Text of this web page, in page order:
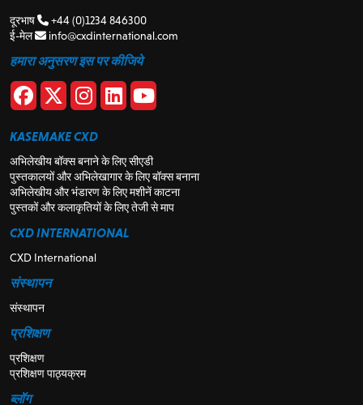
दूरभाष
+44 (0)1234 846300
ई-मेल
info@cxdinternational.com
हमारा अनुसरण इस पर कीजिये
KASEMAKE CXD
अभिलेखीय बॉक्स बनाने के लिए सीएडी
पुस्तकालयों और अभिलेखागार के लिए बॉक्स बनाना
अभिलेखीय और भंडारण के लिए मशीनें काटना
पुस्तकों और कलाकृतियों के लिए तेजी से माप
CXD INTERNATIONAL
CXD International
संस्थापन
संस्थापन
प्रशिक्षण
प्रशिक्षण
प्रशिक्षण पाठ्यक्रम
ब्लॉग